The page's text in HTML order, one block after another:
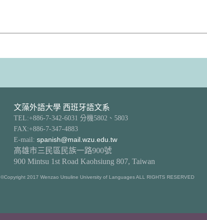
文藻外語大學 西班牙語文系
TEL:+886-7-342-6031 分機5802、5803
FAX:+886-7-347-4883
E-mail: spanish@mail.wzu.edu.tw
高雄市三民區民族一路900號
900 Mintsu 1st Road Kaohsiung 807, Taiwan
©Copyright 2017 Wenzao Ursuline University of Languages ALL RIGHTS RESERVED